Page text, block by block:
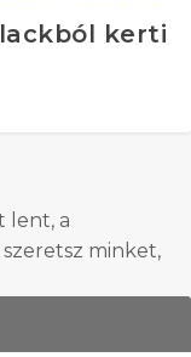
kerti
lent, a
minket,